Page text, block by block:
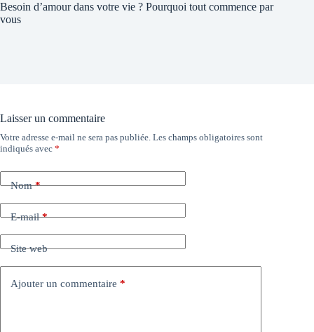
Besoin d’amour dans votre vie ? Pourquoi tout commence par
vous
Laisser un commentaire
Votre adresse e-mail ne sera pas publiée. Les champs obligatoires sont
indiqués avec *
Nom*
E-mail*
Site web
Ajouter un commentaire *